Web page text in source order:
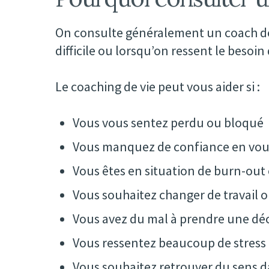
On consulte généralement un coach
difficile ou lorsqu’on ressent le
Le coaching de vie peut vous aider si :
Vous vous sentez perdu ou bloqué
Vous manquez de confiance en
Vous êtes en situation de burn-out
Vous souhaitez changer de travail
Vous avez du mal à prendre une
Vous ressentez beaucoup de